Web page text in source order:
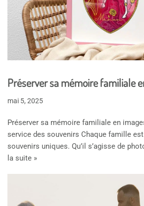
Préserver sa mémoire familiale
mai 5, 2025
Préserver sa mémoire familiale en
service des souvenirs Chaque famille
souvenirs uniques. Qu’il s’agisse de
la suite »